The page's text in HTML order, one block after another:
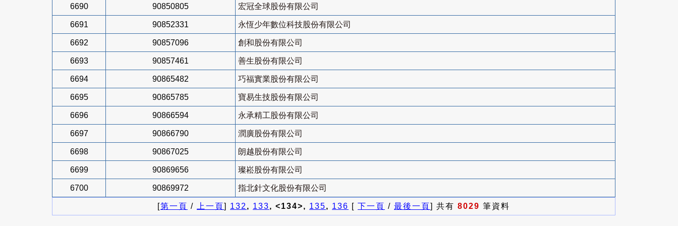
6690 90850805 宏冠全球股份有限公司
6691 90852331 永恆少年數位科技股份有限公司
6692 90857096 創和股份有限公司
6693 90857461 善生股份有限公司
6694 90865482 巧福實業股份有限公司
6695 90865785 寶易生技股份有限公司
6696 90866594 永承精工股份有限公司
6697 90866790 潤廣股份有限公司
6698 90867025 朗越股份有限公司
6699 90869656 璨崧股份有限公司
6700 90869972 指北針文化股份有限公司
[第一頁 / 上一頁] 132, 133, <134>, 135, 136 [ 下一頁 / 最後一頁] 共有 8029 筆資料